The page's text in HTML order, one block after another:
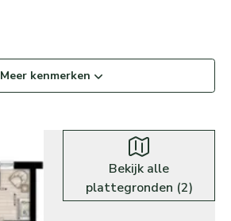
Meer kenmerken
Bekijk alle
plattegronden (2)